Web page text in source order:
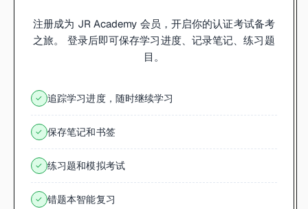
注册成为 JR Academy 会员，开启你的认证考试备考
之旅。 登录后即可保存学习进度、记录笔记、练习题
目。
✓ 追踪学习进度，随时继续学习
✓ 保存笔记和书签
✓ 练习题和模拟考试
✓ 错题本智能复习